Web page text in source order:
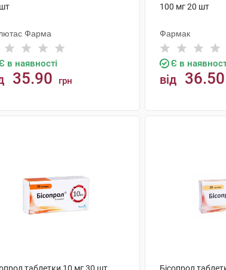
Фарма
в наявності
35.90 грн
100 мг 20 шт
Фармак
Є в
від 36.50